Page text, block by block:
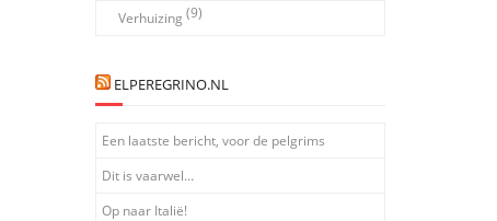
Verhuizing (9)
ELPEREGRINO.NL
Een laatste bericht, voor de pelgrims
Dit is vaarwel…
Op naar Italië!